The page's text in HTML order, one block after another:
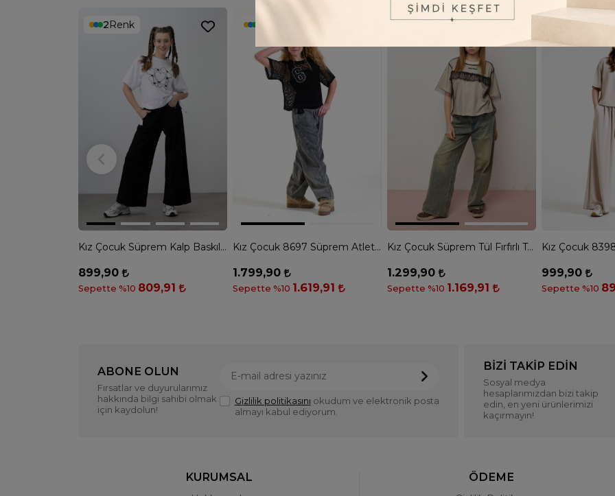
2Renk
Kız Çocuk Süprem Kalp Baskılı Tshirt - BEYAZ SİYAH
899,90
Sepette %10 809,91
Kız Çocuk 8697 Süprem Atlet File & Baskılı Tshirt - SİYAH
1.799,90
Sepette %10 1.619,91
Kız Çocuk Süprem Tül Fırfırlı Tshirt - AÇIK BEJ
1.299,90
Sepette %10 1.169,91
999,90
Sepette %10
ABONE OLUN
Fırsatlar ve duyurularımız
hakkında bilgi sahibi olmak
için kaydolun!
Gizlilik politikasını okudum ve elektronik posta
almayı kabul ediyorum.
BIZI TAKIP EDIN
Sosyal medya
hesaplarımızdan bizi takip
edin, en yeni ürünlerimizi
kaçırmayın!
KURUMSAL ÖDEME